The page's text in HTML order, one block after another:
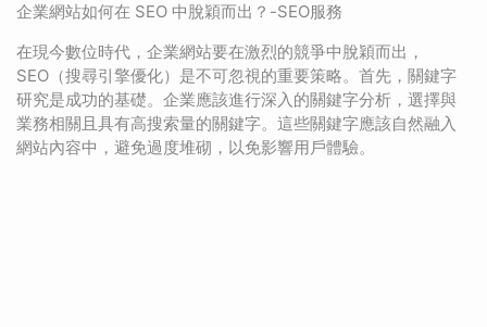
企業網站如何在 SEO 中脫穎而出？-SEO服務
在現今數位時代，企業網站要在激烈的競爭中脫穎而出，
SEO（搜尋引擎優化）是不可忽視的重要策略。首先，關鍵字
研究是成功的基礎。企業應該進行深入的關鍵字分析，選擇與
業務相關且具有高搜索量的關鍵字。這些關鍵字應該自然融入
網站內容中，避免過度堆砌，以免影響用戶體驗。